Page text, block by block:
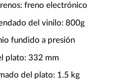
freno electrónico
del vinilo: 800g
fundido a presión
plato: 332 mm
del plato: 1.5 kg